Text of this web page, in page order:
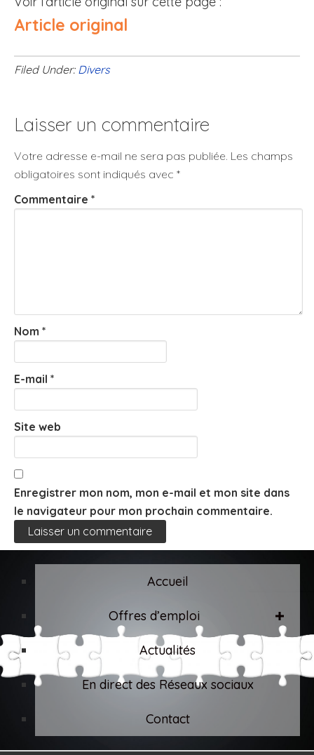
Article original
Filed Under: Divers
Laisser un commentaire
Votre adresse e-mail ne sera pas publiée. Les champs
obligatoires sont indiqués avec *
Commentaire *
Nom *
E-mail *
Site web
Enregistrer mon nom, mon e-mail et mon site dans
le navigateur pour mon prochain commentaire.
Accueil
Offres d’emploi
Actualités
En direct des Réseaux sociaux
Contact